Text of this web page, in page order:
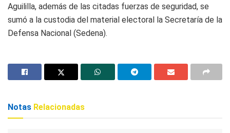
Aguililla, además de las citadas fuerzas de seguridad, se
sumó a la custodia del material electoral la Secretaría de la
Defensa Nacional (Sedena).
Notas Relacionadas